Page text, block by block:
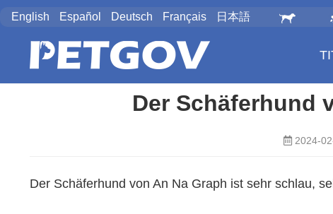
English Español Deutsch Français 日本語
Der Schäferhund
2024-
Der Schäferhund von An Na Graph ist sehr schlau,